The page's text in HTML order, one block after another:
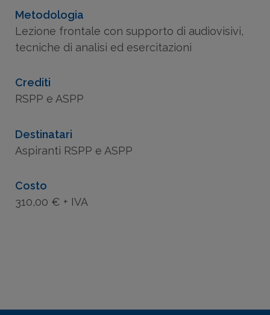
Metodologia
Lezione frontale con supporto di audiovisivi,
tecniche di analisi ed esercitazioni
Crediti
RSPP e ASPP
Destinatari
Aspiranti RSPP e ASPP
Costo
310,00 € + IVA